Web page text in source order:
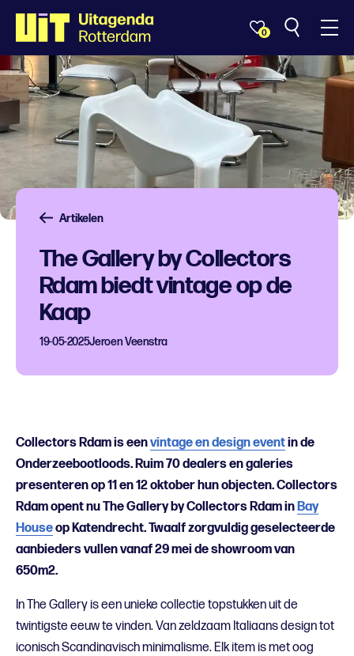
0
Artikelen
The Gallery by Collectors
Rdam biedt vintage op de
Kaap
19-05-2025Jeroen Veenstra
Collectors Rdam is eenvintage en design eventin de
Onderzeebootloods. Ruim 70 dealers en galeries
presenteren op 11 en 12 oktober hun objecten. Collectors
Rdam opent nu The Gallery by Collectors Rdam inBay
Houseop Katendrecht. Twaalf zorgvuldig geselecteerde
aanbieders vullen vanaf 29 mei de showroom van
650m2.
In The Gallery is een unieke collectie topstukken uit de
twintigste eeuw te vinden. Van zeldzaam Italiaans design tot
iconisch Scandinavisch minimalisme. Elk item is met oog